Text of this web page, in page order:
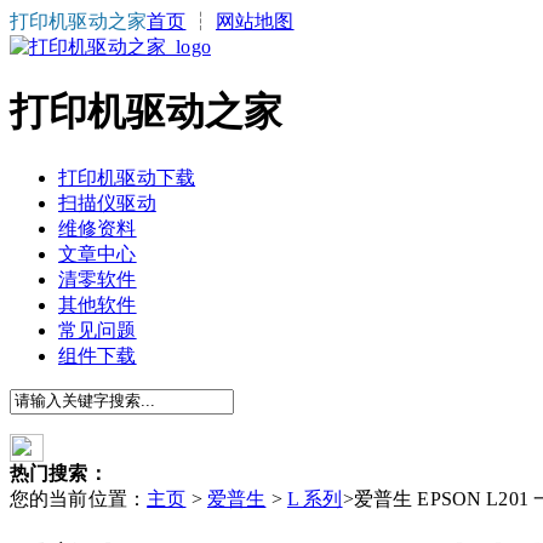
打印机驱动之家首页 ┆ 网站地图
打印机驱动之家
打印机驱动下载
扫描仪驱动
维修资料
文章中心
清零软件
其他软件
常见问题
组件下载
热门搜索：
您的当前位置： 主页 > 爱普生 > L 系列 >爱普生 EPSON L201